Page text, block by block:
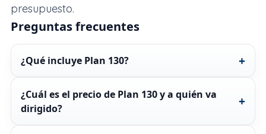
presupuesto.
Preguntas frecuentes
¿Qué incluye Plan 130?
¿Cuál es el precio de Plan 130 y a quién va
dirigido?